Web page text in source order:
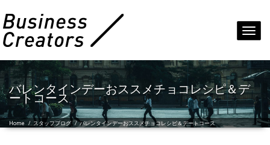
バレンタインデーおススメチョコレシピ＆デ
ートコース
Home / スタッフブログ /バレンタインデーおススメチョコレシピ＆デートコース